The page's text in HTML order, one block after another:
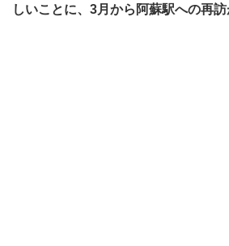
しいことに、3月から阿蘇駅への再